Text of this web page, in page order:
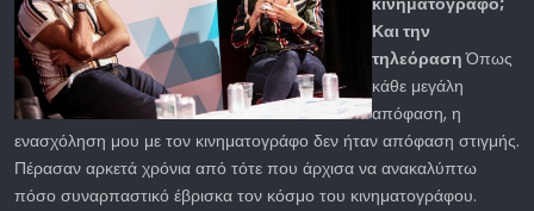
Και την
τηλεόρασηΌπως
κάθε μεγάλη
απόφαση, η
ενασχόληση μου με τον κινηματογράφο δεν ήταν απόφαση στιγμής.
Πέρασαν αρκετά χρόνια από τότε που άρχισα να ανακαλύπτω
πόσο συναρπαστικό έβρισκα τον κόσμο του κινηματογράφου.